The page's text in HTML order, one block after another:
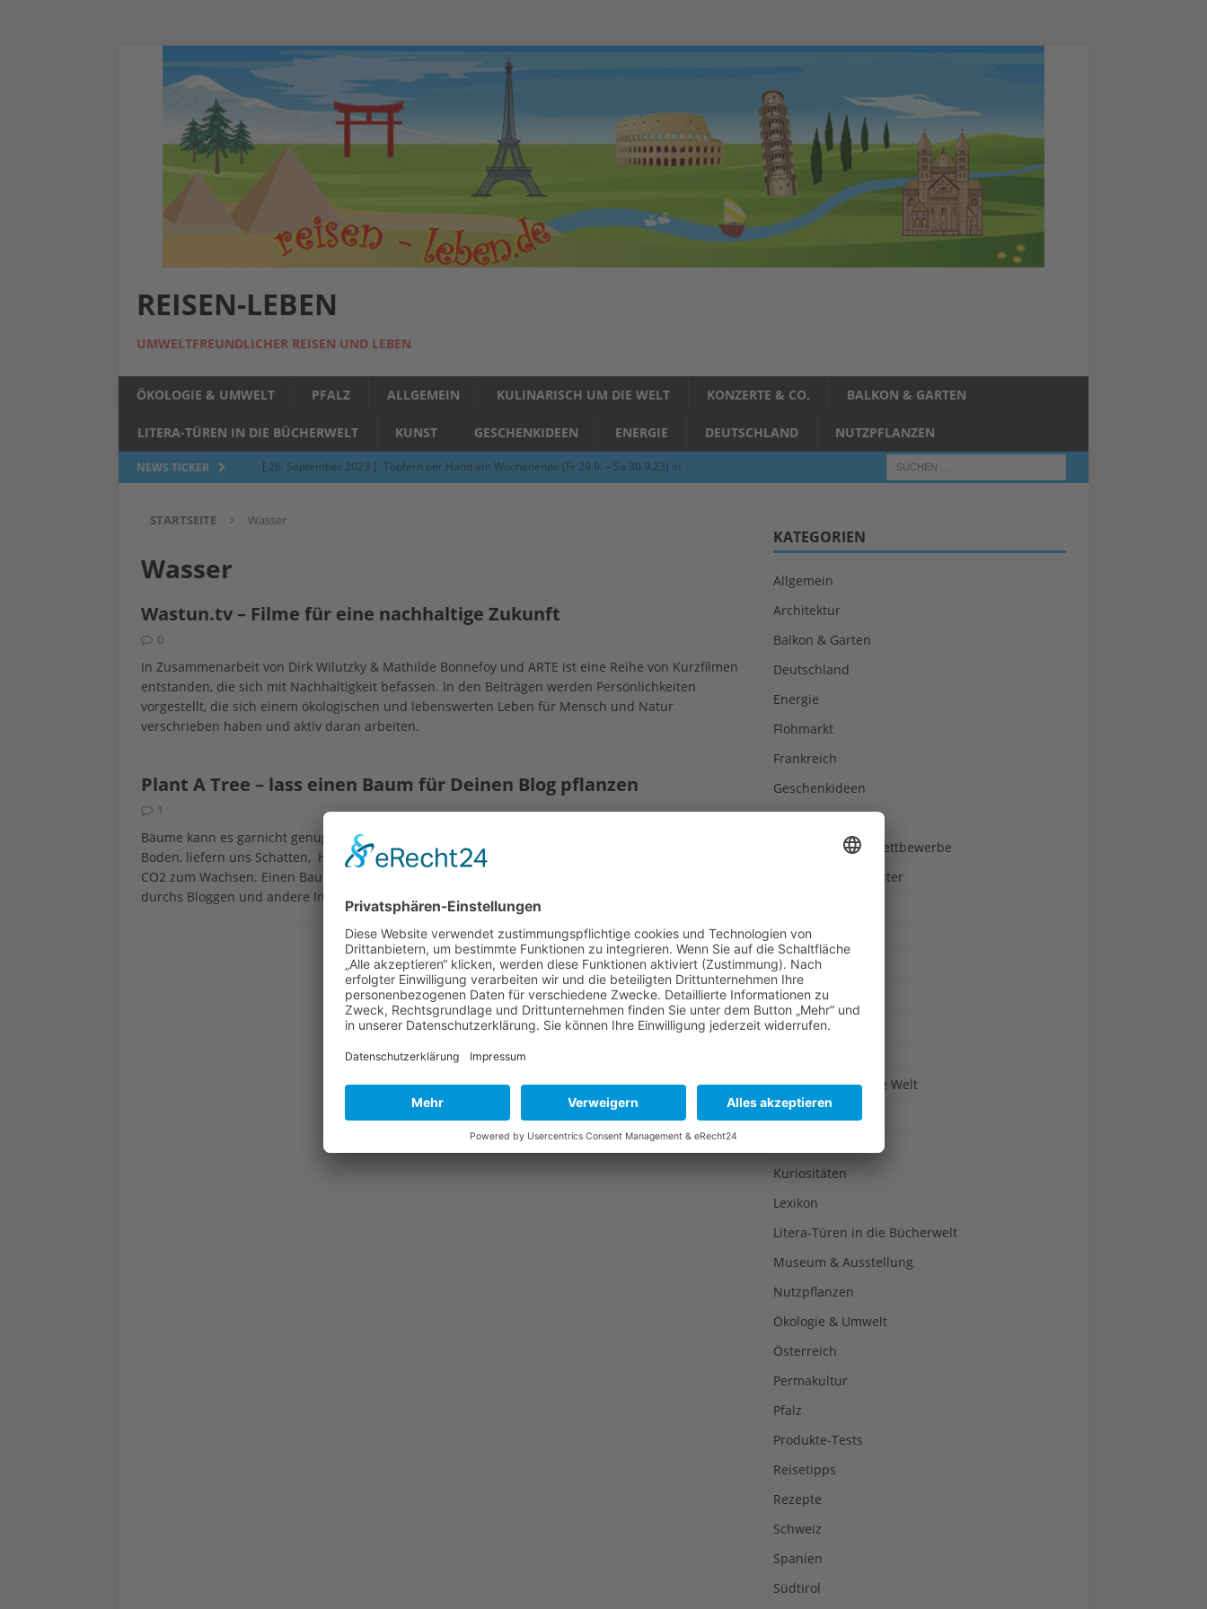
REISEN-LEBEN
UMWELTFREUNDLICHER REISEN UND LEBEN
ÖKOLOGIE & UMWELT PFALZ ALLGEMEIN KULINARISCH UM DIE WELT KONZERTE & CO. BALKON & GARTEN
LITERA-TÜREN IN DIE BÜCHERWELT KUNST GESCHENKIDEEN ENERGIE DEUTSCHLAND NUTZPFLANZEN
NEWS TICKER [ 26. September 2023 ] Töpfern per Hand am Wochenende (Fr 29.9. – Sa 30.9.23) in
[ 5. Juni 2023 ]
[ 24. März 2023 ] Töpfern per Hand am Abend in Limburgerhof
[ 12. Juni 2014 ] Grasmilben (Herbstgrasmilben, Erntemilben) sind unterwegs: Das große
Jucken auf acht Beinen…
GESUNDHEIT
STARTSEITE Wasser
Wasser
Wastun.tv – Filme für eine nachhaltige Zukunft
0
In Zusammenarbeit von Dirk Wilutzky & Mathilde Bonnefoy und ARTE ist eine Reihe von Kurzfilmen
entstanden, die sich mit Nachhaltigkeit befassen. In den Beiträgen werden Persönlichkeiten
vorgestellt, die sich einem ökologischen und lebenswerten Leben für Mensch und Natur
verschrieben haben und aktiv daran arbeiten.
Plant A Tree – lass einen Baum für Deinen Blog pflanzen
1
Bäume kann es garnicht genug geben – sie sind schön, sorgen für gute Luft, halten das Wasser im
Boden, liefern uns Schatten, Holz und Früchte. Außerdem spenden sie Sauerstoff und verbrauchen
CO2 zum Wachsen. Einen Baum zu pflanzen ist also eine gute Sache. Wer einen Ausgleich für das
durchs Bloggen und andere Internetaktivitäten erzeugten CO2 Ausstoß schaffen will,
KATEGORIEN
Allgemein
Architektur
Balkon & Garten
Deutschland
Energie
Flohmarkt
Frankreich
Geschenkideen
Gewinnspiele & Wettbewerbe
Gewürze und Kräuter
Hochwasser
Ideen-Reich
Italien
Japan
Kulinarisch um die Welt
Kultur
Kuriositäten
Lexikon
Litera-Türen in die Bücherwelt
Museum & Ausstellung
Nutzpflanzen
Ökologie & Umwelt
Österreich
Permakultur
Pfalz
Produkte-Tests
Reisetipps
Rezepte
Schweiz
Spanien
Südtirol